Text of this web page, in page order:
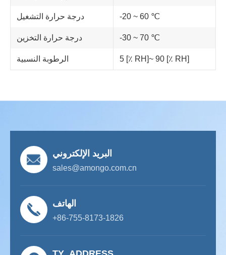
درجة حرارة التشغيل -20 ~ 60 ℃
درجة حرارة التخزين -30 ~ 70 ℃
الرطوبة النسبية 5 [٪ RH]~ 90 [٪ RH]
البريد الإلكتروني
sales@amongo.com.cn
الهاتف
+86-755-8173-1826